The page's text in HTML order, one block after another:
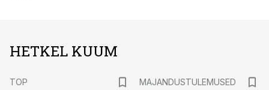
HETKEL KUUM
TOP
MAJANDUSTULEMUSED